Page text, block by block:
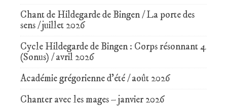
Chant de Hildegarde de Bingen / La porte des
sens / juillet 2026
Cycle Hildegarde de Bingen : Corps résonnant 4
(Sonus) / avril 2026
Académie grégorienne d’été / août 2026
Chanter avec les mages – janvier 2026